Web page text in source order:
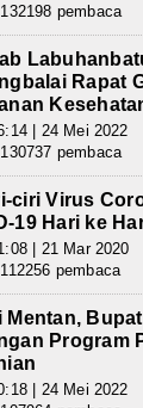
pembaca
Rapat
| 24 Mei 2022
pembaca
ciri Virus
19 Hari ke
| 21 Mar 2020
pembaca
Mentan,
Program
| 24 Mei 2022